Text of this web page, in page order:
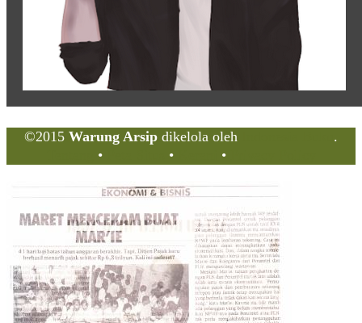
©2015 Warung Arsip dikelola oleh
.
• • •